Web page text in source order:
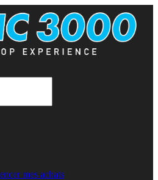
mes achats